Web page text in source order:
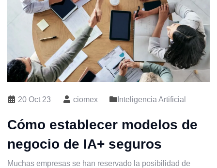
20 Oct 23 ciomex Inteligencia Artificial
Cómo establecer modelos de
negocio de IA+ seguros
Muchas empresas se han reservado la posibilidad de